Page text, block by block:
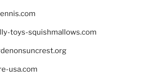
toys-squishmallows.com
usa.com